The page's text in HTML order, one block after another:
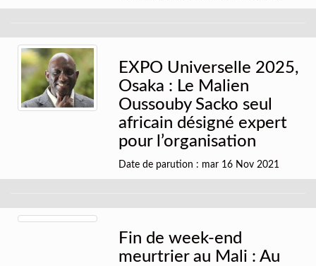
EXPO Universelle 2025,
Osaka : Le Malien
Oussouby Sacko seul
africain désigné expert
pour l’organisation
Date de parution : mar 16 Nov 2021
Fin de week-end
meurtrier au Mali : Au